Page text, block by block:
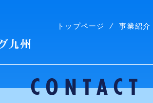
株式会社コープリビング九州
トップページ 事業紹介